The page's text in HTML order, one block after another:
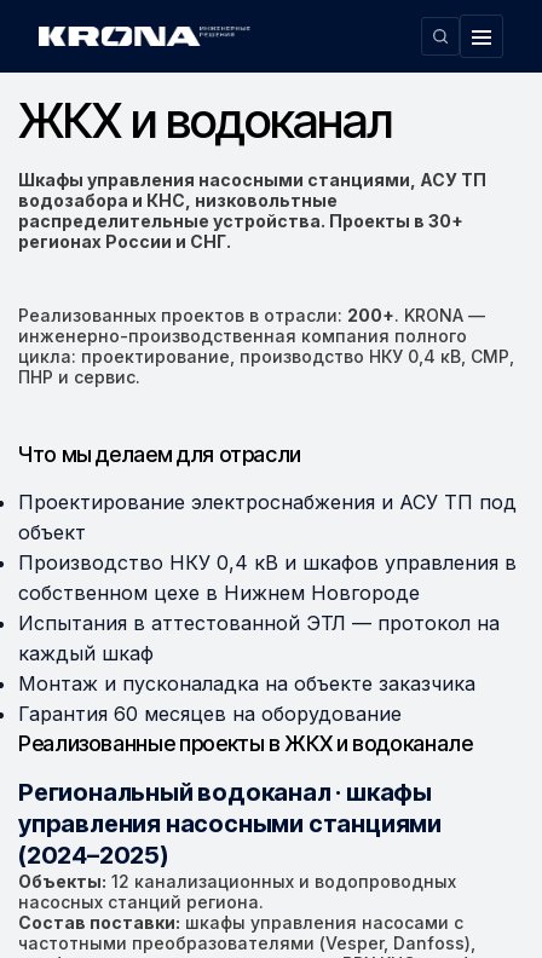
Главная ›Область применения ЖКХ и водоканал
ЖКХ и водоканал
Шкафы управления насосными станциями, АСУ ТП
водозабора и КНС, низковольтные
распределительные устройства. Проекты в 30+
регионах России и СНГ.
Реализованных проектов в отрасли: 200+. KRONA —
инженерно-производственная компания полного
цикла: проектирование, производство НКУ 0,4 кВ, СМР,
ПНР и сервис.
Что мы делаем для отрасли
Проектирование электроснабжения и АСУ ТП под
объект
Производство НКУ 0,4 кВ и шкафов управления в
собственном цехе в Нижнем Новгороде
Испытания в аттестованной ЭТЛ — протокол на
каждый шкаф
Монтаж и пусконаладка на объекте заказчика
Гарантия 60 месяцев на оборудование
Реализованные проекты в ЖКХ и водоканале
Региональный водоканал · шкафы
управления насосными станциями
(2024–2025)
Объекты: 12 канализационных и водопроводных
насосных станций региона.
Состав поставки: шкафы управления насосами с
частотными преобразователями (Vesper, Danfoss),